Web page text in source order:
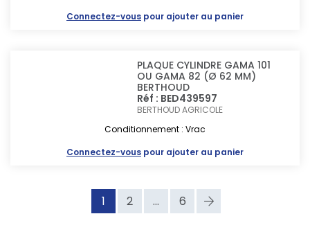
Connectez-vous pour ajouter au panier
PLAQUE CYLINDRE GAMA 101
OU GAMA 82 (Ø 62 MM)
BERTHOUD
Réf : BED439597
BERTHOUD AGRICOLE
Conditionnement : Vrac
Connectez-vous pour ajouter au panier
1 2 ... 6